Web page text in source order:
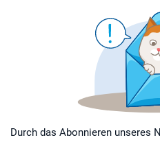
Durch das Abonnieren unseres